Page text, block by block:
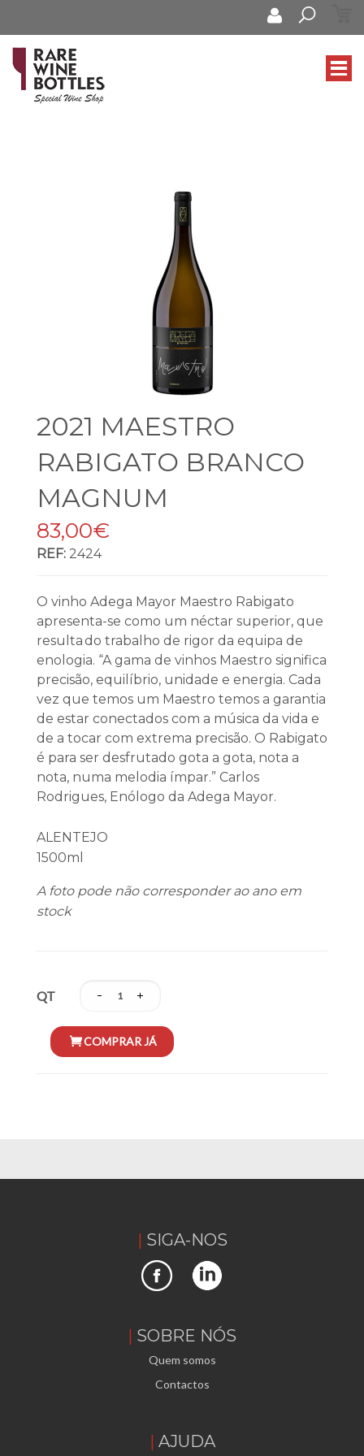
2021 MAESTRO
RABIGATO BRANCO
MAGNUM
83,00€
REF: 2424
O vinho Adega Mayor Maestro Rabigato
apresenta-se como um néctar superior, que
resulta do trabalho de rigor da equipa de
enologia. “A gama de vinhos Maestro significa
precisão, equilíbrio, unidade e energia. Cada
vez que temos um Maestro temos a garantia
de estar conectados com a música da vida e
de a tocar com extrema precisão. O Rabigato
é para ser desfrutado gota a gota, nota a
nota, numa melodia ímpar.” Carlos
Rodrigues, Enólogo da Adega Mayor.
ALENTEJO
1500ml
A foto pode não corresponder ao ano em
stock
QT
SIGA-NOS
SOBRE NÓS
Quem somos
Contactos
AJUDA